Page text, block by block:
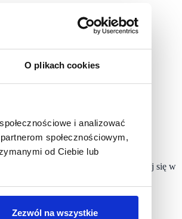
O plikach cookies
i analizować
społecznościowym,
od Ciebie lub
Zezwól na wszystkie
Manufaktury
butik marki Balagan – specjalizującej się w